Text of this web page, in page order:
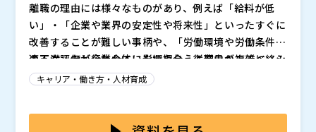
離職の理由には様々なものがあり、例えば「給料が低
い」・「企業や業界の安定性や将来性」といったすぐに
改善することが難しい事柄や、「労働環境や労働条件へ
の不満」など企業全体に影響を与える理由が複雑に絡み
合っています。 こうした理由がある中で、「適切な人
適正な評価が行われていない場合、従業員のモチベーシ
ョンやパフォーマンスが低下してしまったり、 スキル
はなく、 組織としての成長も阻害する要因となってし
つ、人事業務の効率化も達成できるタレントマネジメン
キャリア・働き方・人材育成